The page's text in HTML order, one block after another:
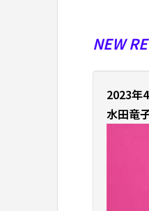
NEW
2023年
水田竜